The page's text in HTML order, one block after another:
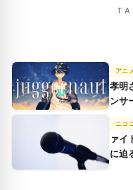
アニ
孝明
ンサ
考察
ニコ
ァイ
に迫